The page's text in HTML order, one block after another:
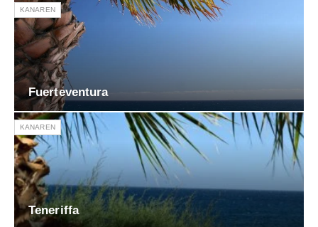
KANAREN
Fuerteventura
KANAREN
Teneriffa